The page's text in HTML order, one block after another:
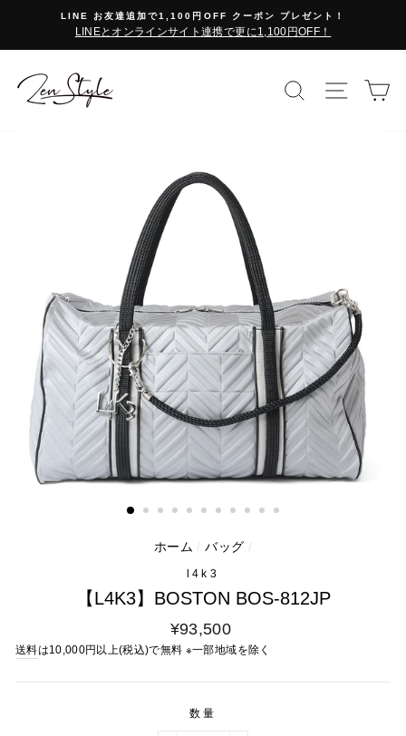
テ
LINE お友達追加で1,100円OFF クーポン プレゼント！
LINEとオンラインサイト連携で更に1,100円OFF！
検索で探す
サイト
ホーム / バッグ /
l4k3
【L4K3】BOSTON BOS-812JP
通
常
金
¥93,500
送料は10,000円以上(税込)で無料 ※一部地域を除く
数量